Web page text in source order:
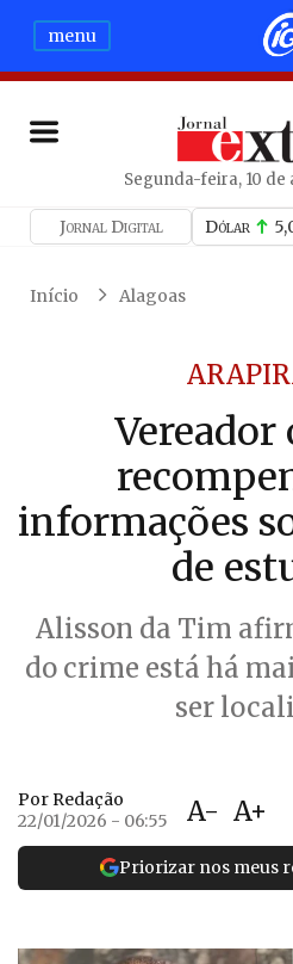
menu
Segunda-feira, 10 de
Jornal Digital Dólar
Início Alagoas
Vereador
informações
de
Alisson da Tim
do crime está há
ser
Por Redação
22/01/2026 - 06:55
A- A+
Priorizar nos meus